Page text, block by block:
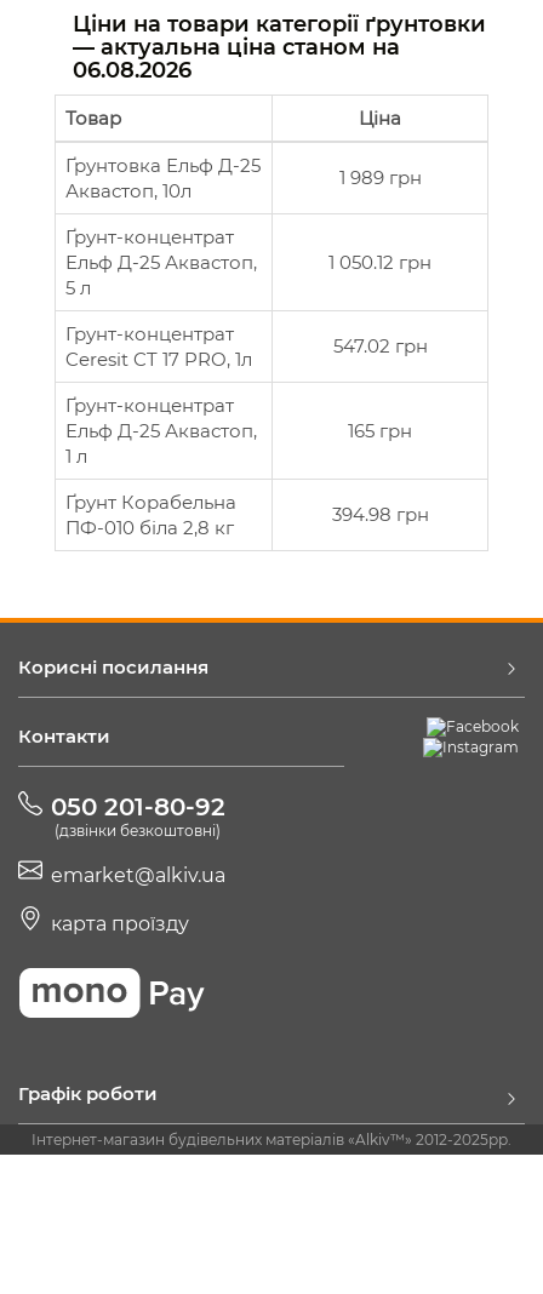
Ціни на товари категорії ґрунтовки
— актуальна ціна станом на
06.08.2026
Товар Ціна
Ґрунтовка Ельф Д-25
Аквастоп, 10л
1 989 грн
Ґрунт-концентрат
Ельф Д-25 Аквастоп,
5 л
1 050.12 грн
Грунт-концентрат
Ceresit CT 17 PRO, 1л
547.02 грн
Ґрунт-концентрат
Ельф Д-25 Аквастоп,
1 л
165 грн
Ґрунт Корабельна
ПФ-010 біла 2,8 кг
394.98 грн
Корисні посилання
Контакти
050 201-80-92
(дзвінки безкоштовні)
emarket@alkiv.ua
карта проїзду
Графік роботи
Інтернет-магазин будівельних матеріалів «Alkiv™» 2012-2025рр.